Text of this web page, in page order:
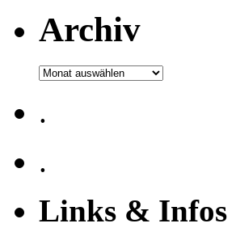
Archiv
Archiv
.
.
Links & Infos